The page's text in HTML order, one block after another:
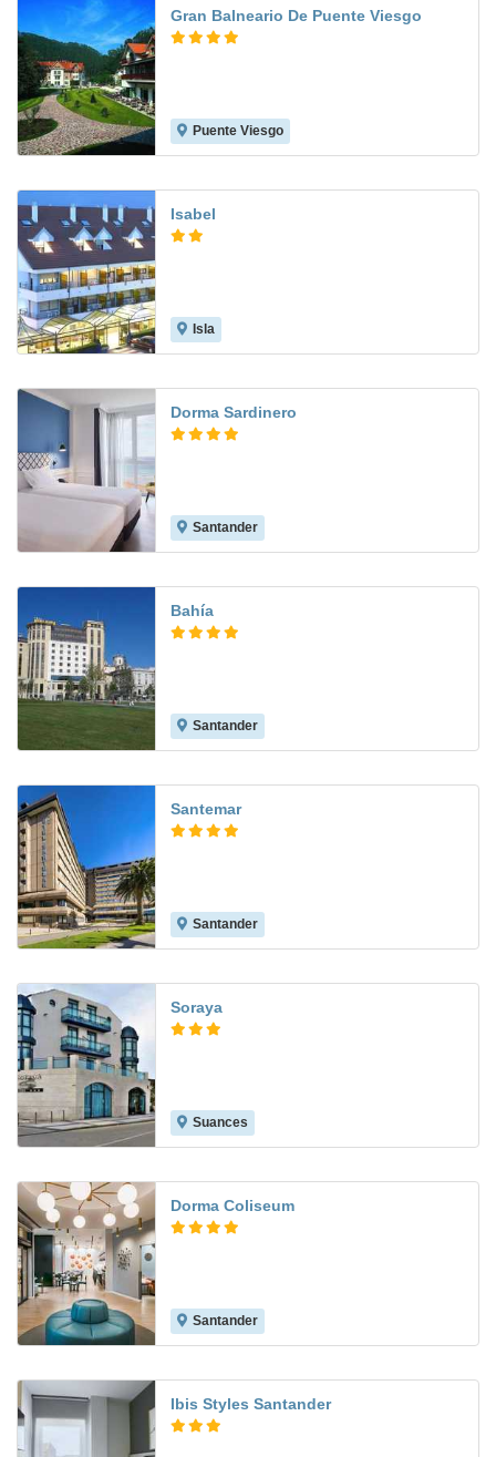
Gran Balneario De Puente Viesgo
Puente Viesgo
Isabel
Isla
Dorma Sardinero
Santander
Bahía
Santander
Santemar
Santander
Soraya
Suances
Dorma Coliseum
Santander
Ibis Styles Santander